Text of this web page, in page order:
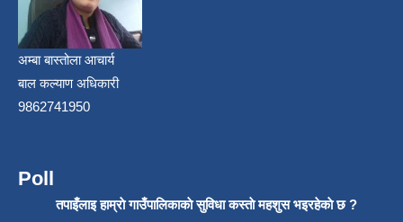
अम्बा बास्तोला आचार्य
बाल कल्याण अधिकारी
9862741950
Poll
तपाइँलाइ हाम्राे गाउँपालिकाकाे सुविधा कस्ताे महशुस भइरहेकाे छ ?